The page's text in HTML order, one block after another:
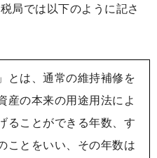
局では以下のように記さ
とは、通常の維持補修を
産の本来の用途用法によ
ることができる年数、す
ことをいい、その年数は